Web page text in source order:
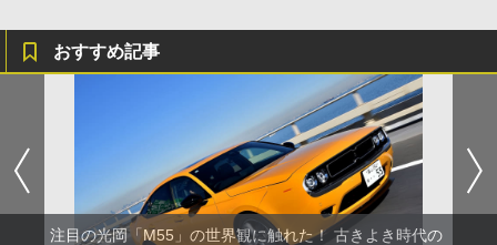
おすすめ記事
注目の光岡「M55」の世界観に触れた！ 古きよき時代の